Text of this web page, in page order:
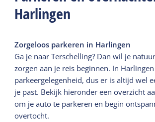
Harlingen
Zorgeloos parkeren in Harlingen
Ga je naar Terschelling? Dan wil je
zorgen aan je reis beginnen. In
parkeergelegenheid, dus er is altijd wel
je past. Bekijk hieronder een overzicht
om je auto te parkeren en begin
overtocht.